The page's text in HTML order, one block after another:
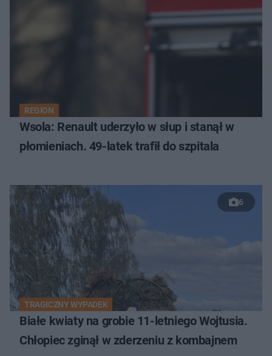
REGION
Wsola: Renault uderzyło w słup i stanął w
płomieniach. 49-latek trafił do szpitala
6
TRAGICZNY WYPADEK
Białe kwiaty na grobie 11-letniego Wojtusia.
Chłopiec zginął w zderzeniu z kombajnem